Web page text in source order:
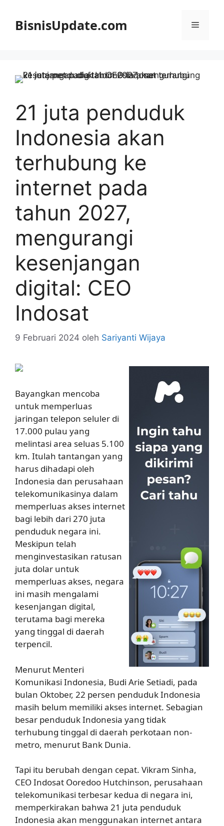
BisnisUpdate.com Menu
21 juta penduduk
Indonesia akan
terhubung ke
internet pada
tahun 2027,
mengurangi
kesenjangan
digital: CEO
Indosat
9 Februari 2024 oleh Sariyanti Wijaya
Bayangkan mencoba
untuk memperluas
jaringan telepon seluler di
17.000 pulau yang
melintasi area seluas 5.100
km. Itulah tantangan yang
harus dihadapi oleh
Indonesia dan perusahaan
telekomunikasinya dalam
memperluas akses internet
bagi lebih dari 270 juta
penduduk negara ini.
Meskipun telah
menginvestasikan ratusan
juta dolar untuk
memperluas akses, negara
ini masih mengalami
kesenjangan digital,
terutama bagi mereka
yang tinggal di daerah
terpencil.
Menurut Menteri
Komunikasi Indonesia, Budi Arie Setiadi, pada
bulan Oktober, 22 persen penduduk Indonesia
masih belum memiliki akses internet. Sebagian
besar penduduk Indonesia yang tidak
terhubung tinggal di daerah perkotaan non-
metro, menurut Bank Dunia.
Tapi itu berubah dengan cepat. Vikram Sinha,
CEO Indosat Ooredoo Hutchinson, perusahaan
telekomunikasi terbesar kedua di negara ini,
memperkirakan bahwa 21 juta penduduk
Indonesia akan menggunakan internet antara